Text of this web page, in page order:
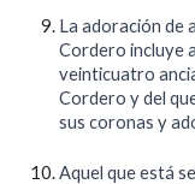
La adoración de
Cordero incluye
veinticuatro
Cordero y del
sus coronas y
Aquel que está